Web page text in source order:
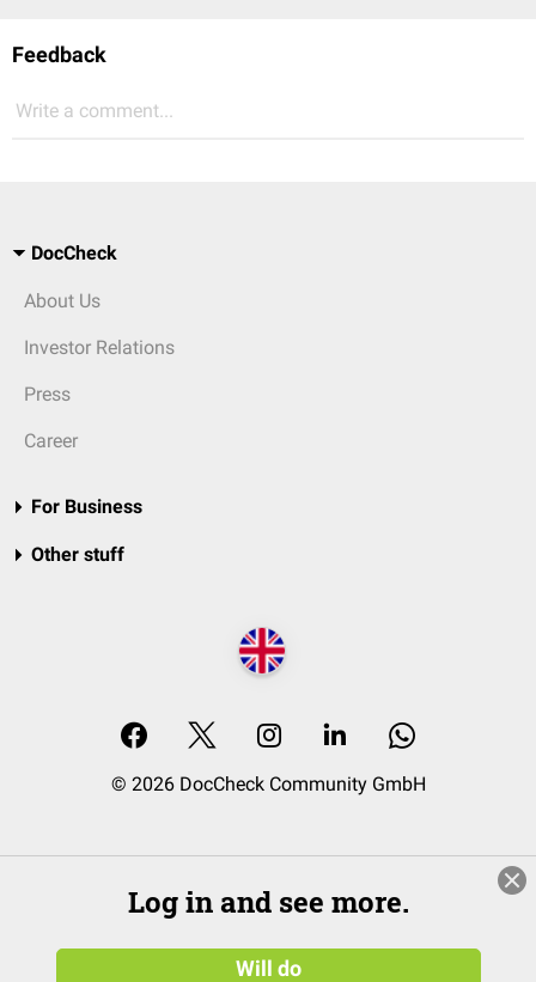
Feedback
Write a comment...
DocCheck
About Us
Investor Relations
Press
Career
For Business
Other stuff
© 2026 DocCheck Community GmbH
Log in and see more.
Will do